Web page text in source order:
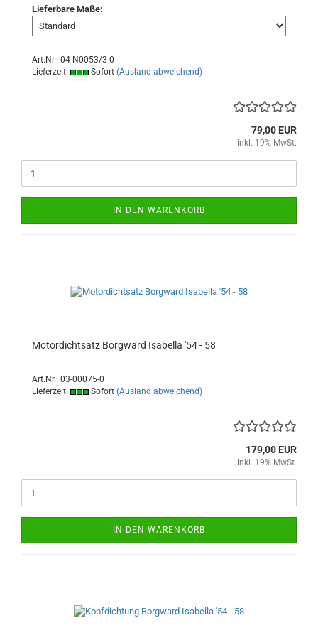
Lieferbare Maße:
Art.Nr.: 04-N0053/3-0
Lieferzeit:
Sofort (Ausland abweichend)
79,00 EUR
inkl. 19% MwSt.
IN DEN WARENKORB
Motordichtsatz Borgward Isabella '54 - 58
Art.Nr.: 03-00075-0
Lieferzeit:
Sofort (Ausland abweichend)
179,00 EUR
inkl. 19% MwSt.
IN DEN WARENKORB